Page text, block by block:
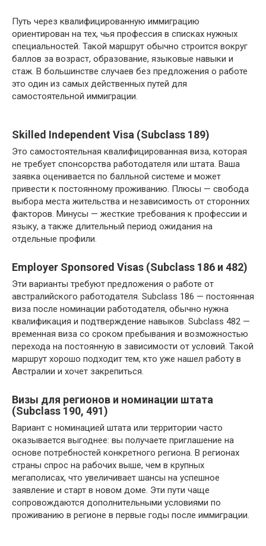
Путь через квалифицированную иммиграцию
ориентирован на тех, чья профессия в списках нужных
специальностей. Такой маршрут обычно строится вокруг
баллов за возраст, образование, языковые навыки и
стаж. В большинстве случаев без предложения о работе
это один из самых действенных путей для
самостоятельной иммиграции.
Skilled Independent Visa (Subclass 189)
Это самостоятельная квалифицированная виза, которая
не требует спонсорства работодателя или штата. Ваша
заявка оценивается по балльной системе и может
привести к постоянному проживанию. Плюсы — свобода
выбора места жительства и независимость от сторонних
факторов. Минусы — жесткие требования к профессии и
языку, а также длительный период ожидания на
отдельные профили.
Employer Sponsored Visas (Subclass 186 и 482)
Эти варианты требуют предложения о работе от
австралийского работодателя. Subclass 186 — постоянная
виза после номинации работодателя, обычно нужна
квалификация и подтверждение навыков. Subclass 482 —
временная виза со сроком пребывания и возможностью
перехода на постоянную в зависимости от условий. Такой
маршрут хорошо подходит тем, кто уже нашел работу в
Австралии и хочет закрепиться.
Визы для регионов и номинации штата
(Subclass 190, 491)
Вариант с номинацией штата или территории часто
оказывается выгоднее: вы получаете приглашение на
основе потребностей конкретного региона. В регионах
страны спрос на рабочих выше, чем в крупных
мегаполисах, что увеличивает шансы на успешное
заявление и старт в новом доме. Эти пути чаще
сопровождаются дополнительными условиями по
проживанию в регионе в первые годы после иммиграции.